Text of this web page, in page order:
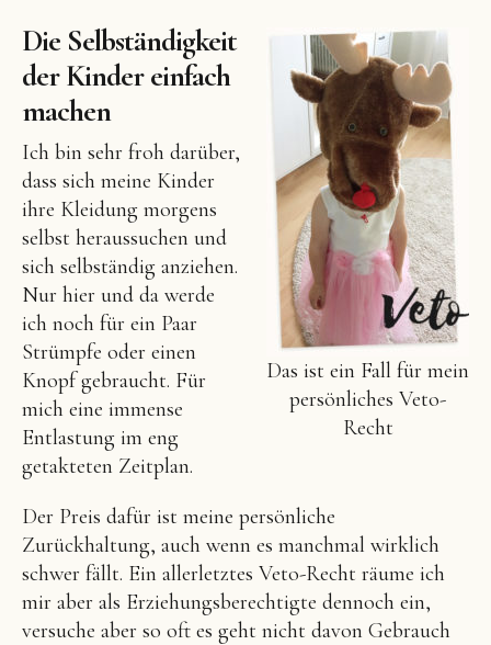
Das ist ein Fall für mein
persönliches Veto-
Recht
Die Selbständigkeit
der Kinder einfach
machen
Ich bin sehr froh darüber,
dass sich meine Kinder
ihre Kleidung morgens
selbst heraussuchen und
sich selbständig anziehen.
Nur hier und da werde
ich noch für ein Paar
Strümpfe oder einen
Knopf gebraucht. Für
mich eine immense
Entlastung im eng
getakteten Zeitplan.
Der Preis dafür ist meine persönliche
Zurückhaltung, auch wenn es manchmal wirklich
schwer fällt. Ein allerletztes Veto-Recht räume ich
mir aber als Erziehungsberechtigte dennoch ein,
versuche aber so oft es geht nicht davon Gebrauch